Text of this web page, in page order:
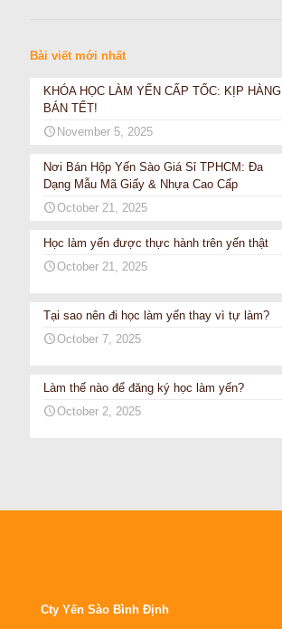
Bài viết mới nhất
KHÓA HỌC LÀM YẾN CẤP TỐC: KỊP HÀNG
BÁN TẾT!
November 5, 2025
Nơi Bán Hộp Yến Sào Giá Sỉ TPHCM: Đa
Dạng Mẫu Mã Giấy & Nhựa Cao Cấp
October 21, 2025
Học làm yến được thực hành trên yến thật
October 21, 2025
Tại sao nên đi học làm yến thay vì tự làm?
October 7, 2025
Làm thế nào để đăng ký học làm yến?
October 2, 2025
Cty Yến Sào Bình Định